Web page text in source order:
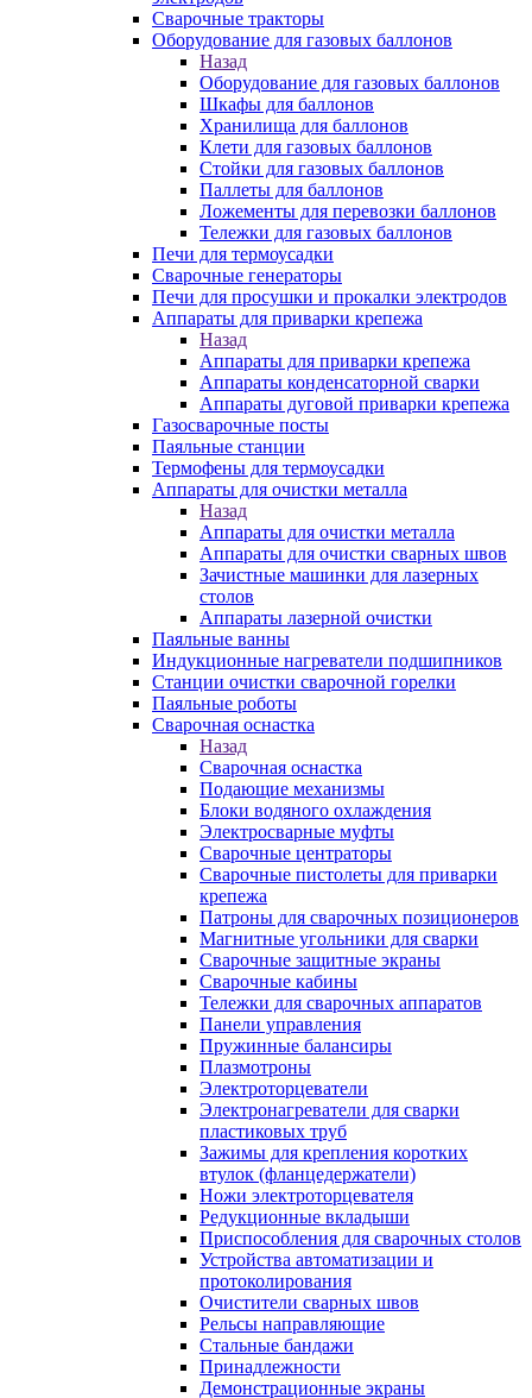
Сварочные тракторы
Оборудование для газовых баллонов
Назад
Оборудование для газовых баллонов
Шкафы для баллонов
Хранилища для баллонов
Клети для газовых баллонов
Стойки для газовых баллонов
Паллеты для баллонов
Ложементы для перевозки баллонов
Тележки для газовых баллонов
Печи для термоусадки
Сварочные генераторы
Печи для просушки и прокалки электродов
Аппараты для приварки крепежа
Назад
Аппараты для приварки крепежа
Аппараты конденсаторной сварки
Аппараты дуговой приварки крепежа
Газосварочные посты
Паяльные станции
Термофены для термоусадки
Аппараты для очистки металла
Назад
Аппараты для очистки металла
Аппараты для очистки сварных швов
Зачистные машинки для лазерных
столов
Аппараты лазерной очистки
Паяльные ванны
Индукционные нагреватели подшипников
Станции очистки сварочной горелки
Паяльные роботы
Сварочная оснастка
Назад
Сварочная оснастка
Подающие механизмы
Блоки водяного охлаждения
Электросварные муфты
Сварочные центраторы
Сварочные пистолеты для приварки
крепежа
Патроны для сварочных позиционеров
Магнитные угольники для сварки
Сварочные защитные экраны
Сварочные кабины
Тележки для сварочных аппаратов
Панели управления
Пружинные балансиры
Плазмотроны
Электроторцеватели
Электронагреватели для сварки
пластиковых труб
Зажимы для крепления коротких
втулок (фланцедержатели)
Ножи электроторцевателя
Редукционные вкладыши
Приспособления для сварочных столов
Устройства автоматизации и
протоколирования
Очистители сварных швов
Рельсы направляющие
Стальные бандажи
Принадлежности
Демонстрационные экраны